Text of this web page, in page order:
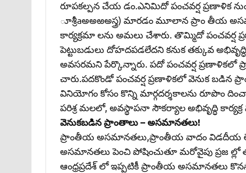
రూపకల్పన చేయ డం.ఎనిమిదో పంచవర్ష ప్రణాళిక
ూశ్రీaఅఅఱఅస్త్ర) మారడం మూలాన ప్రాం తీయ
కార్యక్రమా లను అమలు చేశారు. తొమ్మిదో
పెట్టుబడులు దోహదపడలేదని కనుక తక్కువ
అవసరమని పేర్కొన్నారు. పదో పంచవర్ష ప్రణాళికలో
చారు.పదకొండో పంచవర్ష ప్రణాళికలో వెనుక బడిన
వినియోగం కోసం కొన్ని మార్గదర్శకాలను రూపొం
పరిశ్ర మలలో, అవస్థాపనా సౌకర్యాల అభివృద్ధి
వెనుకబడిన ప్రాంతాలు – అసమానతలు!
ప్రాంతీయ అసమానతలు,ప్రాంతీయ వాదం విడదీయ
అసమానతలు పెంచి పోషించుతూ మరోవైపు ప్రజ ల్లో
ఆంధ్రప్రదేశ్‌ లో ఇప్పటికీ ప్రాంతీయ అసమానతలు